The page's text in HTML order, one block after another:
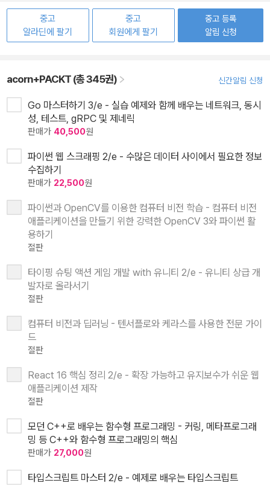
중고
알라딘에 팔기
중고
회원에게 팔기
중고 등록
알림 신청
acorn+PACKT (총 345권) 신간알림 신청
Go 마스터하기 3/e - 실습 예제와 함께 배우는 네트워크, 동시
성, 테스트, gRPC 및 제네릭
판매가 40,500원
파이썬 웹 스크래핑 2/e - 수많은 데이터 사이에서 필요한 정보
수집하기
판매가 22,500원
파이썬과 OpenCV를 이용한 컴퓨터 비전 학습 - 컴퓨터 비전
애플리케이션을 만들기 위한 강력한 OpenCV 3와 파이썬 활
용하기
절판
타이핑 슈팅 액션 게임 개발 with 유니티 2/e - 유니티 상급 개
발자로 올라서기
절판
컴퓨터 비전과 딥러닝 - 텐서플로와 케라스를 사용한 전문 가이
드
절판
React 16 핵심 정리 2/e - 확장 가능하고 유지보수가 쉬운 웹
애플리케이션 제작
절판
모던 C++로 배우는 함수형 프로그래밍 - 커링, 메타프로그래
밍 등 C++와 함수형 프로그래밍의 핵심
판매가 27,000원
타입스크립트 마스터 2/e - 예제로 배우는 타입스크립트